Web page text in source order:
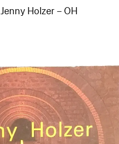
Jenny Holzer – OH